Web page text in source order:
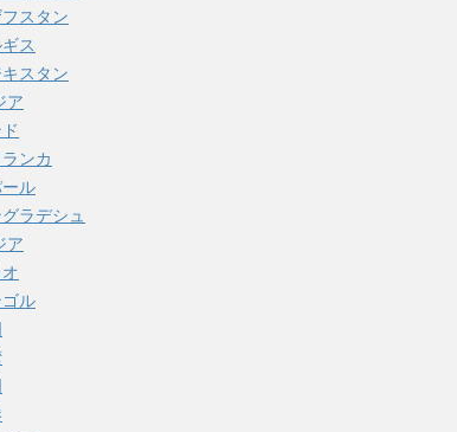
スタン
ス
キスタン
ア
ンカ
ル
ラデシュ
ア
ル